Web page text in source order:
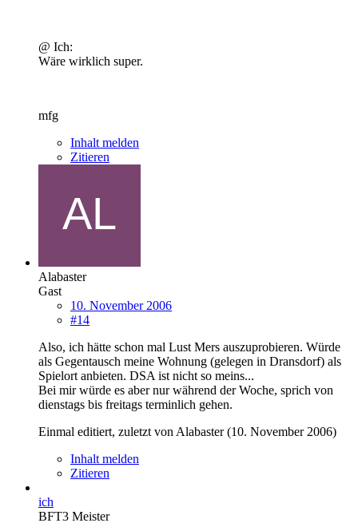
@ Ich:
Wäre wirklich super.
mfg
Inhalt melden
Zitieren
Alabaster
Gast
10. November 2006
#14
Also, ich hätte schon mal Lust Mers auszuprobieren. Würde
als Gegentausch meine Wohnung (gelegen in Dransdorf) als
Spielort anbieten. DSA ist nicht so meins...
Bei mir würde es aber nur während der Woche, sprich von
dienstags bis freitags terminlich gehen.
Einmal editiert, zuletzt von Alabaster (10. November 2006)
Inhalt melden
Zitieren
ich
BFT3 Meister